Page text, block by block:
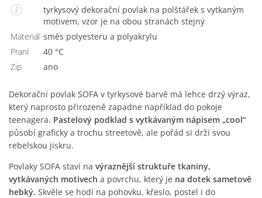
tyrkysový dekorační povlak na polštářek s vytkaným
motivem, vzor je na obou stranách stejný
Materiál
směs polyesteru a polyakrylu
Praní
40 °C
Zip
Ano
Dekorační povlak SOFA v tyrkysové barvě má lehce drzý výraz,
který naprosto přirozeně zapadne například do pokoje
teenagera. Pastelový podklad s vytkávaným nápisem „cool“
působí graficky a trochu streetově, ale pořád si drží svou
rebelskou jiskru.
Povlaky SOFA staví na výraznější struktuře tkaniny,
vytkávaných motivech a povrchu, který je na dotek sametově
hebký. Skvěle se hodí na pohovku, křeslo, postel i do